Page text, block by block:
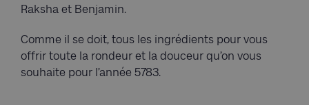
Raksha et Benjamin.
Comme il se doit, tous les ingrédients pour vous
offrir toute la rondeur et la douceur qu’on vous
souhaite pour l’année 5783.